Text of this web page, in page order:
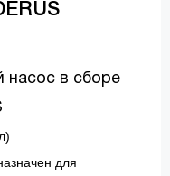
насос в сборе
для